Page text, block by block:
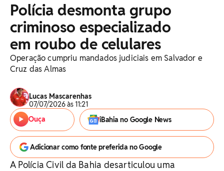
Polícia desmonta grupo
criminoso especializado
em roubo de celulares
Operação cumpriu mandados judiciais em Salvador e
Cruz das Almas
Lucas Mascarenhas
07/07/2026 às 11:21
Ouça
iBahia no Google News
Adicionar como fonte preferida no Google
A Polícia Civil da Bahia desarticulou uma